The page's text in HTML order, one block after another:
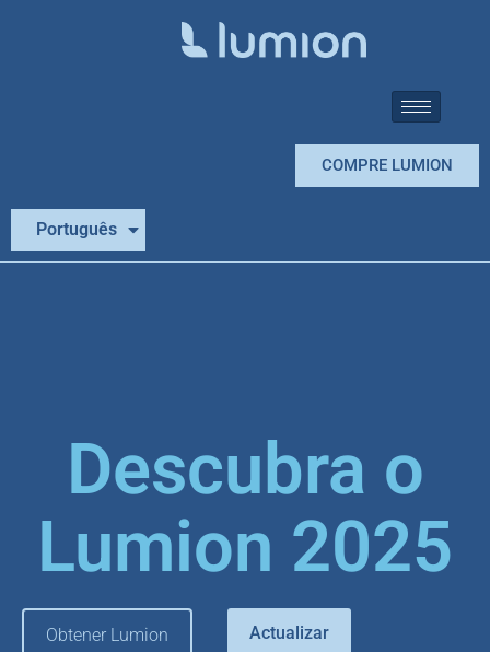
COMPRE LUMION
Português
English
Descubra o
Lumion 2025
Obtener Lumion Actualizar